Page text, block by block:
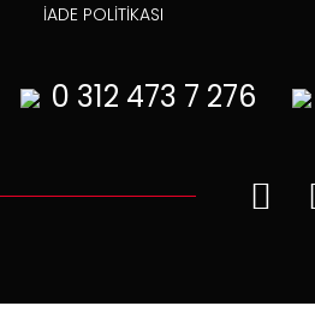
İADE POLİTİKASI
0 312 473 7 276